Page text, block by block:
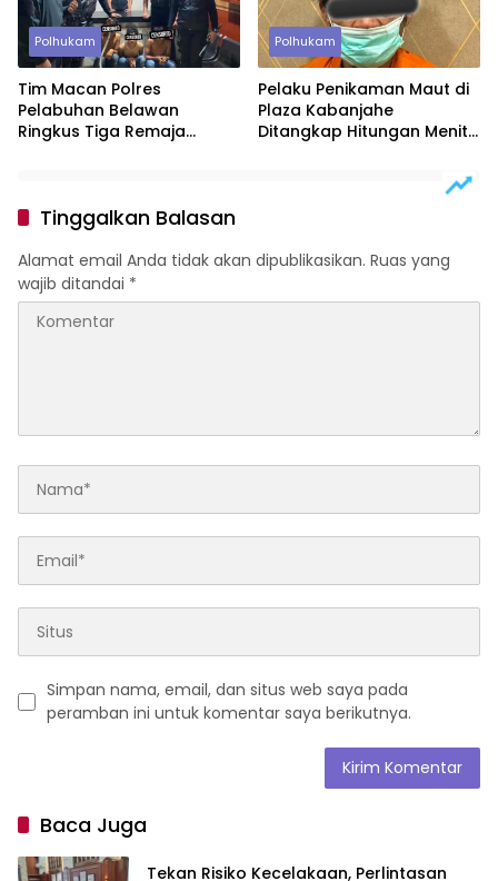
Polhukam
Tim Macan Polres
Pelabuhan Belawan
Ringkus Tiga Remaja
Polhukam
Pelaku Penikaman Maut di
Plaza Kabanjahe
Ditangkap Hitungan Menit,
Tinggalkan Balasan
Alamat email Anda tidak akan dipublikasikan. Ruas yang
wajib ditandai *
Simpan nama, email, dan situs web saya pada
peramban ini untuk komentar saya berikutnya.
Baca Juga
Tekan Risiko Kecelakaan, Perlintasan